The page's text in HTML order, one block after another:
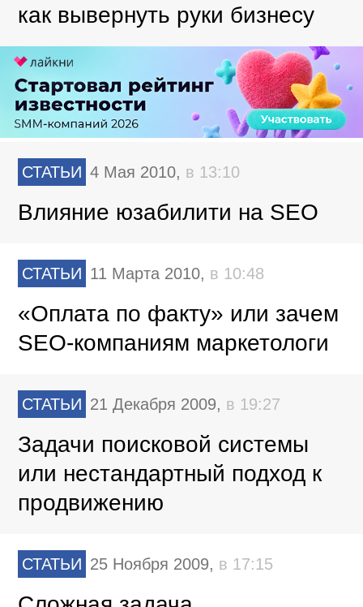
как вывернуть руки бизнесу
СТАТЬИ 4 Мая 2010, в 13:10
Влияние юзабилити на SEO
СТАТЬИ 11 Марта 2010, в 10:48
«Оплата по факту» или зачем
SEO-компаниям маркетологи
СТАТЬИ 21 Декабря 2009, в 19:27
Задачи поисковой системы
или нестандартный подход к
продвижению
СТАТЬИ 25 Ноября 2009, в 17:15